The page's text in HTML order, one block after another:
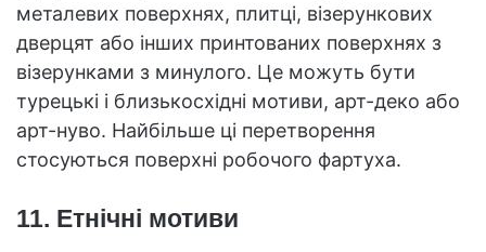
металевих поверхнях, плитці, візерункових
дверцят або інших принтованих поверхнях з
візерунками з минулого. Це можуть бути
турецькі і близькосхідні мотиви, арт-деко або
арт-нуво. Найбільше ці перетворення
стосуються поверхні робочого фартуха.
11. Етнічні мотиви